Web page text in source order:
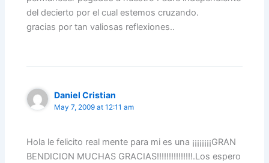
del decierto por el cual estemos cruzando.
gracias por tan valiosas reflexiones..
Daniel Cristian
May 7, 2009 at 12:11 am
Hola le felicito real mente para mi es una ¡¡¡¡¡¡¡¡GRAN
BENDICION MUCHAS GRACIAS!!!!!!!!!!!!!!!.Los espero